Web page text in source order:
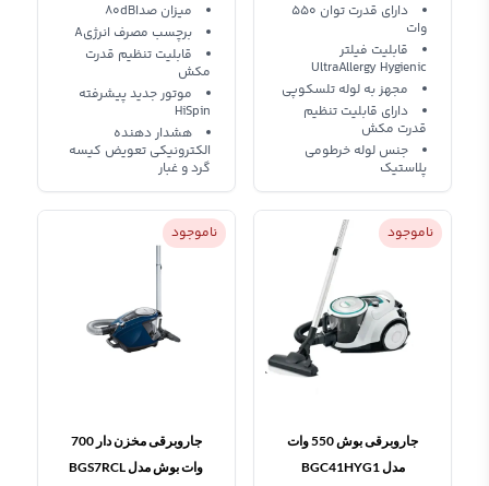
دارای قدرت توان 550
وات
قابلیت فیلتر
UltraAllergy Hygienic
مجهز به لوله تلسکوپی
دارای قابلیت تنظیم
قدرت مکش
جنس لوله خرطومی
پلاستیک
میزان صدا80dB
برچسب مصرف انرژیA
قابلیت تنظیم قدرت
مکش
موتور جدید پیشرفته
HiSpin
هشدار دهنده
الکترونیکی تعویض کیسه
گرد و غبار
ناموجود
جاروبرقی بوش 550 وات
مدل BGC41HYG1
ناموجود
جاروبرقی مخزن دار 700
وات بوش مدل BGS7RCL